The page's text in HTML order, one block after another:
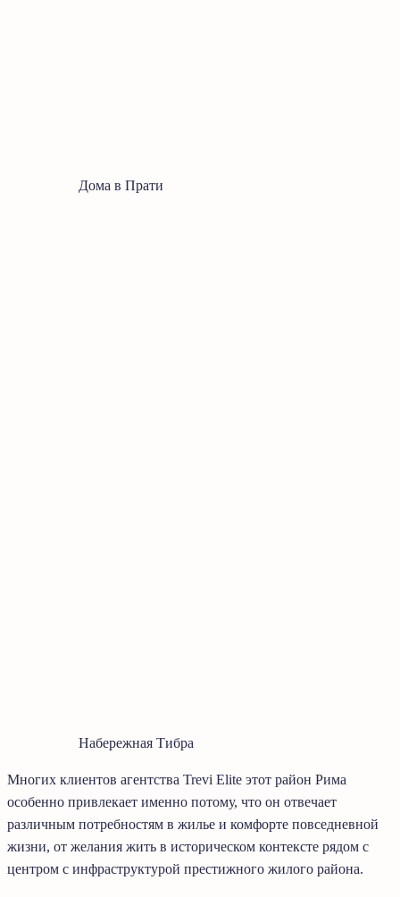
Дома в Прати
Набережная Тибра
Многих клиентов агентства Trevi Elite этот район Рима
особенно привлекает именно потому, что он отвечает
различным потребностям в жилье и комфорте повседневной
жизни, от желания жить в историческом контексте рядом с
центром с инфраструктурой престижного жилого района.